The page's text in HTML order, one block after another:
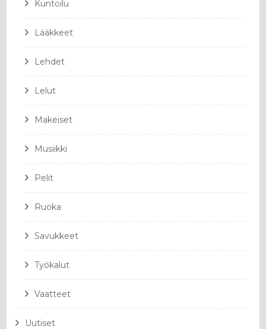
Kuntoilu
Lääkkeet
Lehdet
Lelut
Makeiset
Musiikki
Pelit
Ruoka
Savukkeet
Työkalut
Vaatteet
Uutiset